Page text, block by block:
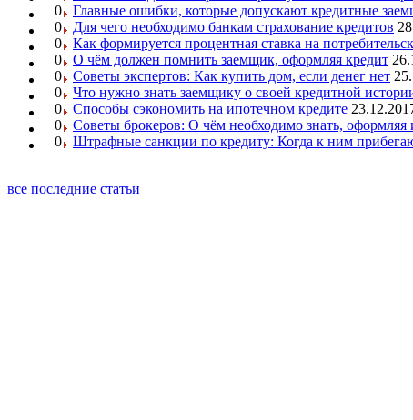
0
Главные ошибки, которые допускают кредитные
0
Для чего необходимо банкам страхование кредитов
0
Как формируется процентная ставка на
0
О чём должен помнить заемщик, оформляя кредит
0
Советы экспертов: Как купить дом, если денег нет
0
Что нужно знать заемщику о своей кредитной
0
Способы сэкономить на ипотечном кредите
0
Советы брокеров: О чём необходимо знать, оформляя
0
Штрафные санкции по кредиту: Когда к ним
все последние статьи